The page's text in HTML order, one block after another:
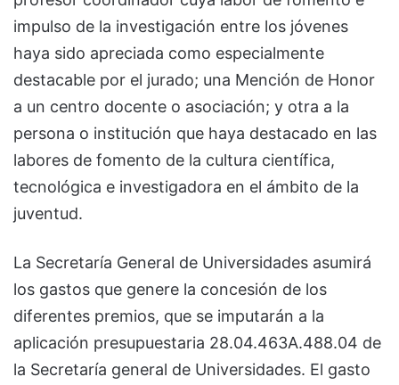
impulso de la investigación entre los jóvenes
haya sido apreciada como especialmente
destacable por el jurado; una Mención de Honor
a un centro docente o asociación; y otra a la
persona o institución que haya destacado en las
labores de fomento de la cultura científica,
tecnológica e investigadora en el ámbito de la
juventud.
La Secretaría General de Universidades asumirá
los gastos que genere la concesión de los
diferentes premios, que se imputarán a la
aplicación presupuestaria 28.04.463A.488.04 de
la Secretaría general de Universidades. El gasto